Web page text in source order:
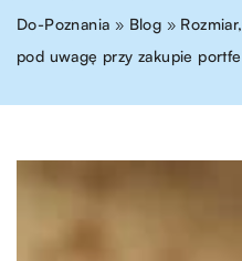
Do-Poznania » Blog »
pod uwagę przy zakupie